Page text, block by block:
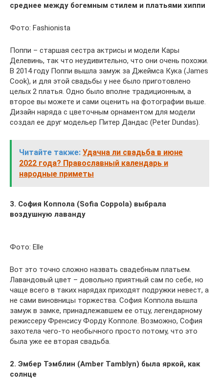
среднее между богемным стилем и платьями хиппи
Фото: Fashionista
Поппи – старшая сестра актрисы и модели Кары
Делевинь, так что неудивительно, что они очень похожи.
В 2014 году Поппи вышла замуж за Джеймса Кука (James
Cook), и для этой свадьбы у нее было приготовлено
целых 2 платья. Одно было вполне традиционным, а
второе вы можете и сами оценить на фотографии выше.
Дизайн наряда с цветочным орнаментом для модели
создал ее друг модельер Питер Дандас (Peter Dundas).
Читайте также: Удачна ли свадьба в июне
2022 года? Православный календарь и
народные приметы
3. София Коппола (Sofia Coppola) выбрала
воздушную лаванду
Фото: Elle
Вот это точно сложно назвать свадебным платьем.
Лавандовый цвет – довольно приятный сам по себе, но
чаще всего в таких нарядах приходят подружки невест, а
не сами виновницы торжества. София Коппола вышла
замуж в замке, принадлежавшем ее отцу, легендарному
режиссеру Френсису Форду Копполе. Возможно, София
захотела чего-то необычного просто потому, что это
была уже ее вторая свадьба.
2. Эмбер Тэмблин (Amber Tamblyn) была яркой, как
солнце